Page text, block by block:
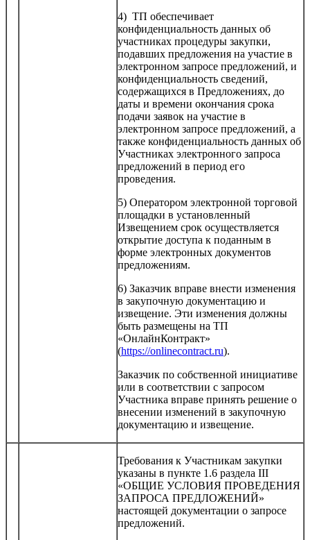
4) ТП обеспечивает
конфиденциальность данных об
участниках процедуры закупки,
подавших предложения на участие в
электронном запросе предложений, и
конфиденциальность сведений,
содержащихся в Предложениях, до
даты и времени окончания срока
подачи заявок на участие в
электронном запросе предложений, а
также конфиденциальность данных об
Участниках электронного запроса
предложений в период его
проведения.
5) Оператором электронной торговой
площадки в установленный
Извещением срок осуществляется
открытие доступа к поданным в
форме электронных документов
предложениям.
6) Заказчик вправе внести изменения
в закупочную документацию и
извещение. Эти изменения должны
быть размещены на ТП
«ОнлайнКонтракт»
(https://onlinecontract.ru).
Заказчик по собственной инициативе
или в соответствии с запросом
Участника вправе принять решение о
внесении изменений в закупочную
документацию и извещение.
Требования к Участникам закупки
указаны в пункте 1.6 раздела III
«ОБЩИЕ УСЛОВИЯ ПРОВЕДЕНИЯ
ЗАПРОСА ПРЕДЛОЖЕНИЙ»
настоящей документации о запросе
предложений.